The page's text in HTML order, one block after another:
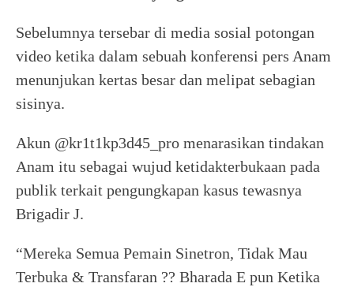
Sebelumnya tersebar di media sosial potongan
video ketika dalam sebuah konferensi pers Anam
menunjukan kertas besar dan melipat sebagian
sisinya.
Akun @kr1t1kp3d45_pro menarasikan tindakan
Anam itu sebagai wujud ketidakterbukaan pada
publik terkait pengungkapan kasus tewasnya
Brigadir J.
“Mereka Semua Pemain Sinetron, Tidak Mau
Terbuka & Transfaran ?? Bharada E pun Ketika